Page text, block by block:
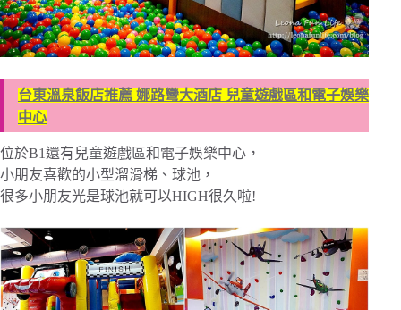
台東溫泉飯店推薦 娜路彎大酒店 兒童遊戲區和電子娛樂
中心
位於B1還有兒童遊戲區和電子娛樂中心，
小朋友喜歡的小型溜滑梯、球池，
很多小朋友光是球池就可以HIGH很久啦!